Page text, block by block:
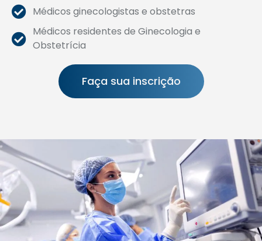
Médicos ginecologistas e obstetras
Médicos residentes de Ginecologia e
Obstetrícia
Faça sua inscrição